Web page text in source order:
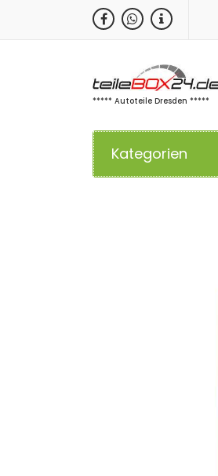
***** Autoteile Dresden *****
Kategorien